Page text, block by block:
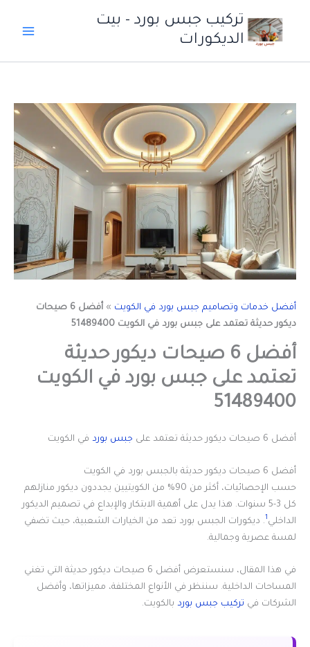
المحتوى
تركيب جبس بورد - بيت
الديكورات
أفضل خدمات وتصاميم جبس بورد في الكويت »
أفضل 6 صيحات
ديكور حديثة تعتمد على جبس بورد في الكويت 51489400
أفضل 6 صيحات ديكور حديثة
تعتمد على جبس بورد في الكويت
51489400
أفضل 6 صيحات ديكور حديثة تعتمد على جبس بورد في الكويت
أفضل 6 صيحات ديكور حديثة بالجبس بورد في الكويت
حسب الإحصائيات، أكثر من 90% من الكويتيين يجددون ديكور منازلهم
كل 3-5 سنوات. هذا يدل على أهمية الابتكار والإبداع في تصميم الديكور
الداخلي1 . ديكورات الجبس بورد تعد من الخيارات الشعبية، حيث تضفي
لمسة عصرية وجمالية.
في هذا المقال، سنستعرض أفضل 6 صيحات ديكور حديثة التي تغني
المساحات الداخلية. سننظر في الأنواع المختلفة، مميزاتها، وأفضل
الشركات في تركيب جبس بورد بالكويت.